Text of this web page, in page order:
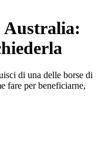
Australia:
di una delle borse di
fare per beneficiarne,